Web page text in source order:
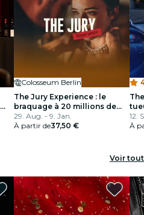
Colosseum Berlin
The Jury Experience : le
braquage à 20 millions de
dollars
29. Aug. - 9. Jan.
À partir de37,50 €
12.
À
Voir tout